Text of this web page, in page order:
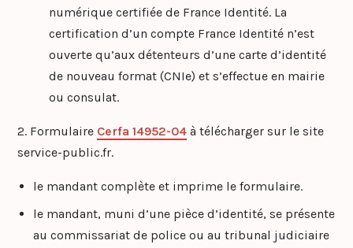
numérique certifiée de France Identité. La
certification d’un compte France Identité n’est
ouverte qu’aux détenteurs d’une carte d’identité
de nouveau format (CNIe) et s’effectue en mairie
ou consulat.
2. Formulaire Cerfa 14952-04 à télécharger sur le site
service-public.fr.
le mandant complète et imprime le formulaire.
le mandant, muni d’une pièce d’identité, se présente
au commissariat de police ou au tribunal judiciaire